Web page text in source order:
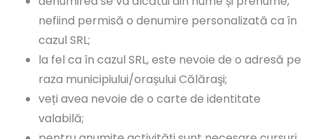
nefiind permisă o denumire personalizată ca în
cazul SRL;
la fel ca în cazul SRL, este nevoie de o adresă pe
raza municipiului/orașului Călăraşi;
veți avea nevoie de o carte de identitate
valabilă;